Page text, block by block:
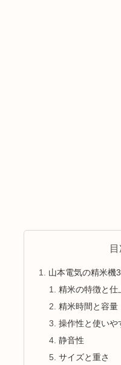
山本電気の精米機
精米の特徴と仕
精米時間と容量
操作性と使いや
静音性
サイズと重さ